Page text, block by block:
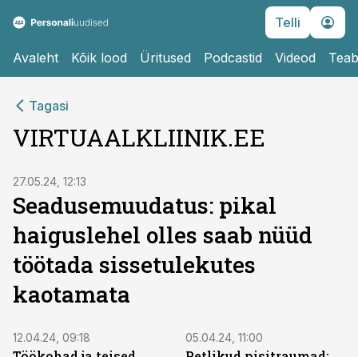
Telli
Avaleht Kõik lood Üritused Podcastid Videod
Tagasi
VIRTUAALKLIINIK.EE
27.05.24, 12:13
Seadusemuudatus: pikal
haiguslehel olles saab nüüd
töötada sissetulekutes
kaotamata
12.04.24, 09:18 05.04.24, 11:00